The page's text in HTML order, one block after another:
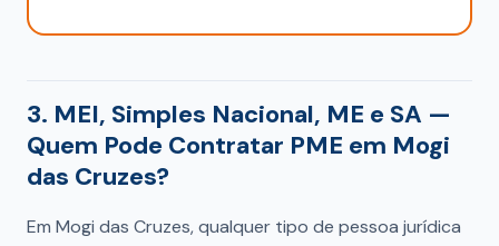
3. MEI, Simples Nacional, ME e SA —
Quem Pode Contratar PME em Mogi
das Cruzes?
Em Mogi das Cruzes, qualquer tipo de pessoa jurídica